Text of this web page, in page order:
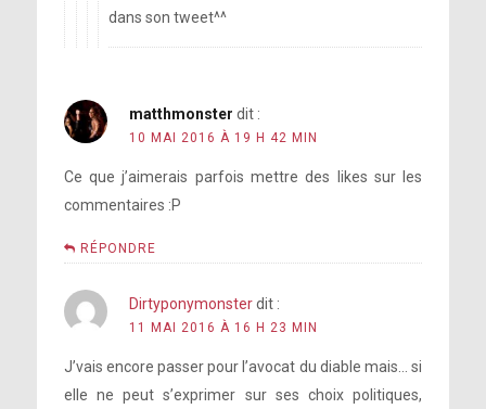
dans son tweet^^
matthmonster dit :
10 MAI 2016 À 19 H 42 MIN
Ce que j’aimerais parfois mettre des likes sur les
commentaires :P
RÉPONDRE
Dirtyponymonster dit :
11 MAI 2016 À 16 H 23 MIN
J’vais encore passer pour l’avocat du diable mais… si
elle ne peut s’exprimer sur ses choix politiques,